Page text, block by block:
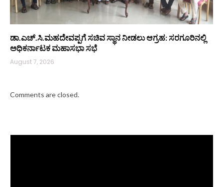
ಡಾ.ಎಚ್.ಸಿ.ಮಹದೇವಪ್ಪಗೆ ಸಚಿವ ಸ್ಥಾನ ನೀಡಲು ಆಗ್ರಹ: ಸರಗೂರಿನಲ್ಲಿ
ಅಧಿಕರ್ನಾಟಕ ಮಹಾಸಭಾ ಸಭೆ
August 7, 2026
Comments are closed.